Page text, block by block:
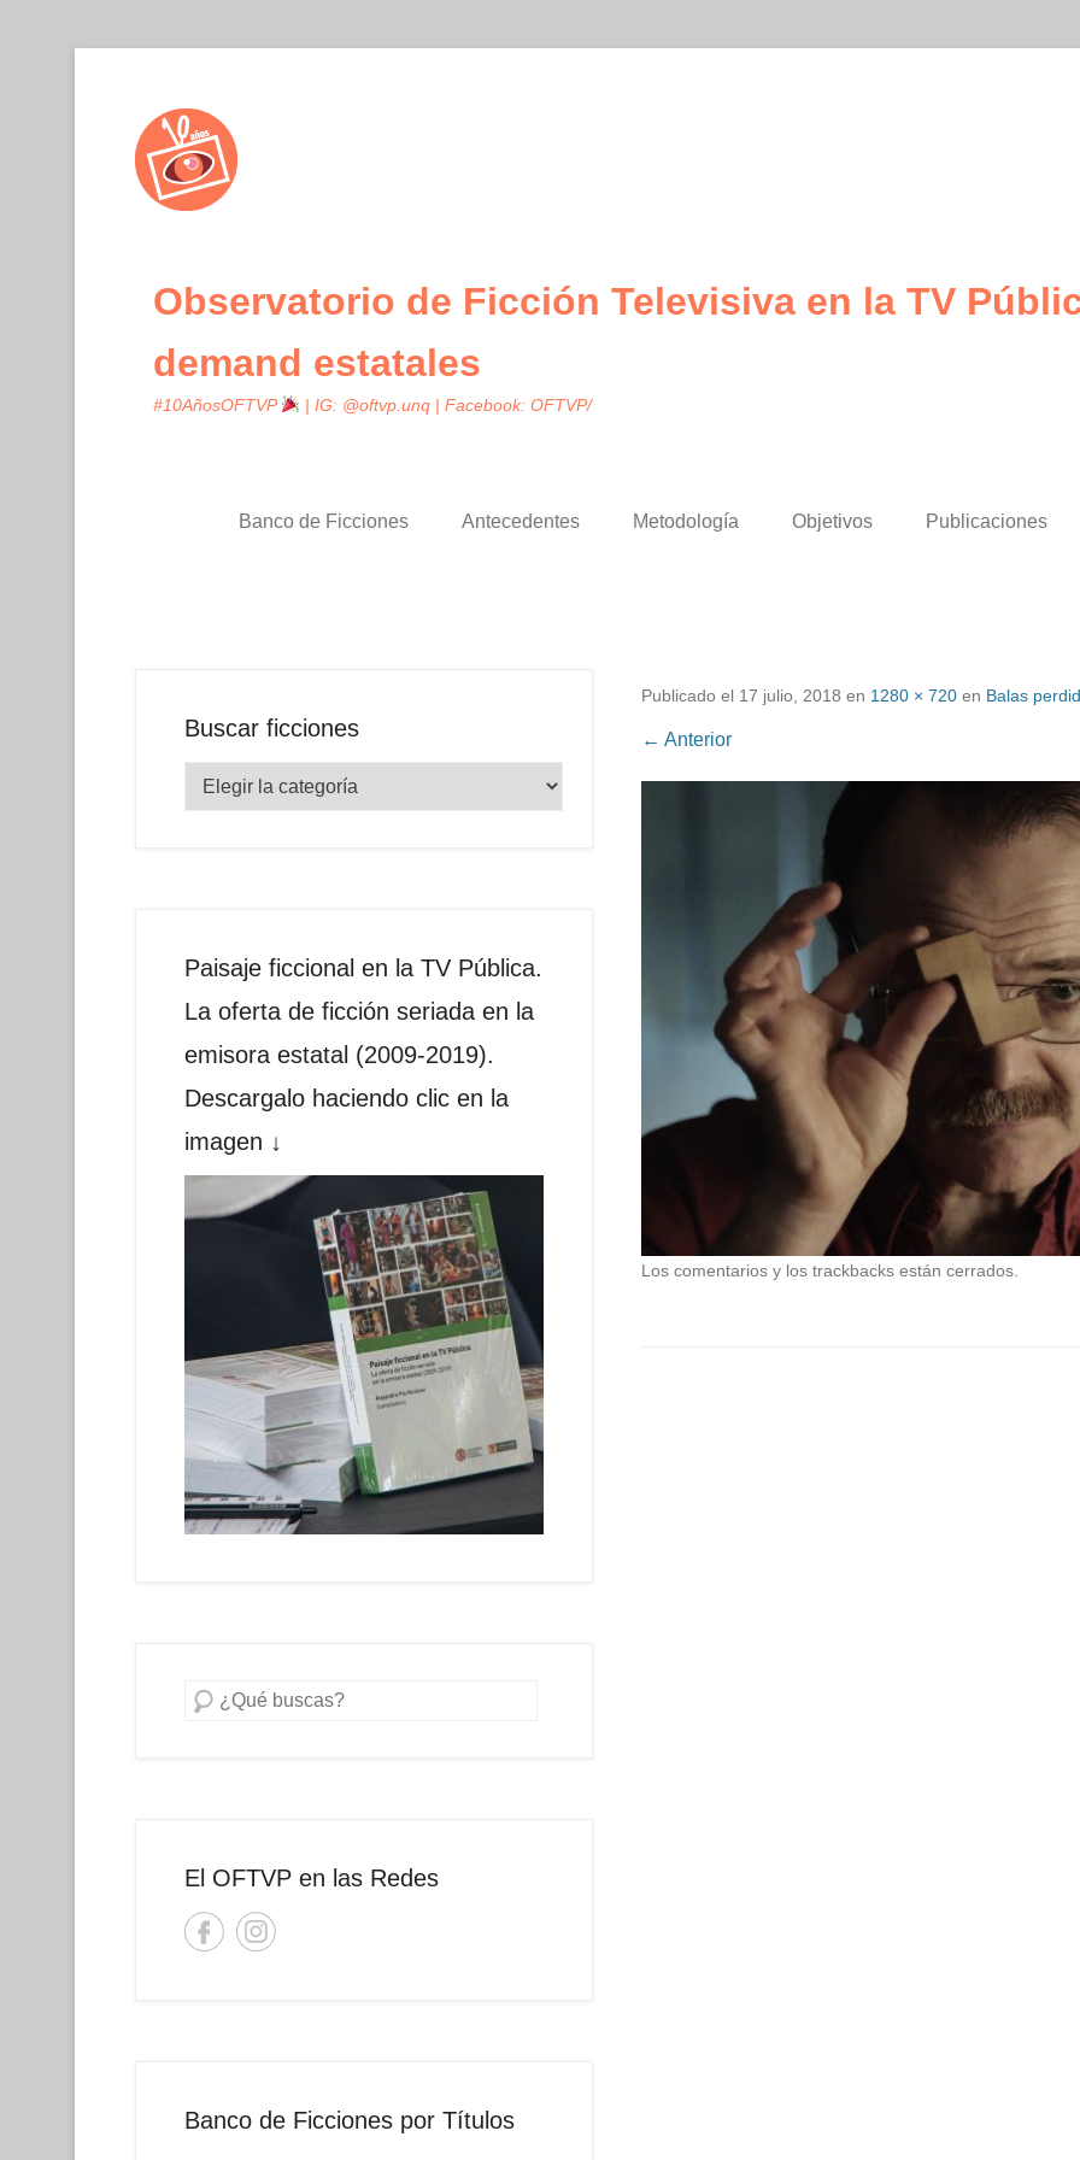
Observatorio de Ficción Televisiva en la TV
demand estatales
#10AñosOFTVP | IG: @oftvp.unq | Facebook: OFTVP/
Banco de Ficciones Antecedentes Metodología Objetivos Publicaciones
Publicado el 17 julio, 2018 en 1280 × 720 en Balas
← Anterior
Los comentarios y los trackbacks están cerrados.
Buscar ficciones
Buscar
ficciones
Paisaje ficcional en la TV Pública.
La oferta de ficción seriada en la
emisora estatal (2009-2019).
Descargalo haciendo clic en la
imagen ↓
Buscar
El OFTVP en las Redes
Banco de Ficciones por Títulos